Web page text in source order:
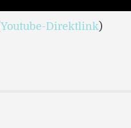
Youtube-Direktlink)